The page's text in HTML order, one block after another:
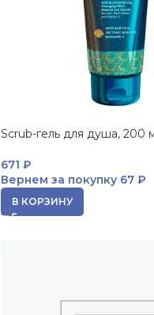
Scrub-гель для душа, 200
671 ₽
Вернем за покупку67 ₽
В КОРЗИНУ